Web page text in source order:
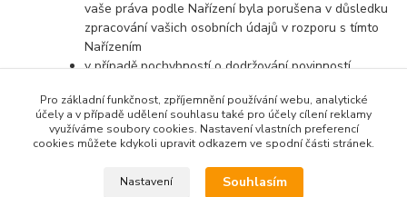
vaše práva podle Nařízení byla porušena v důsledku
zpracování vašich osobních údajů v rozporu s tímto
Nařízením
v případě pochybností o dodržování povinností
obrátit na Správce nebo na Úřad pro ochranu
osobních údajů
Pro základní funkčnost, zpříjemnění používání webu, analytické
účely a v případě udělení souhlasu také pro účely cílení reklamy
využíváme soubory cookies. Nastavení vlastních preferencí
cookies můžete kdykoli upravit odkazem ve spodní části stránek.
Nastavení Souhlasím